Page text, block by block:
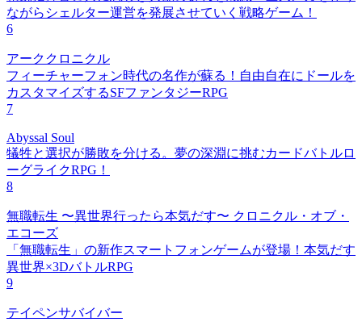
ながらシェルター運営を発展させていく戦略ゲーム！
6
アーククロニクル
フィーチャーフォン時代の名作が蘇る！自由自在にドールを
カスタマイズするSFファンタジーRPG
7
Abyssal Soul
犠牲と選択が勝敗を分ける。夢の深淵に挑むカードバトルロ
ーグライクRPG！
8
無職転生 〜異世界行ったら本気だす〜 クロニクル・オブ・
エコーズ
「無職転生」の新作スマートフォンゲームが登場！本気だす
異世界×3DバトルRPG
9
テイペンサバイバー